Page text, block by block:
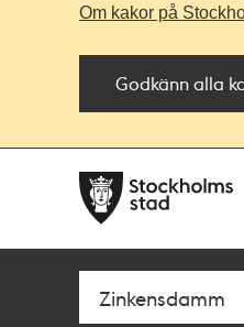
Om kakor på
Godkänn alla
navigationen
huvudinnehållet
Sök